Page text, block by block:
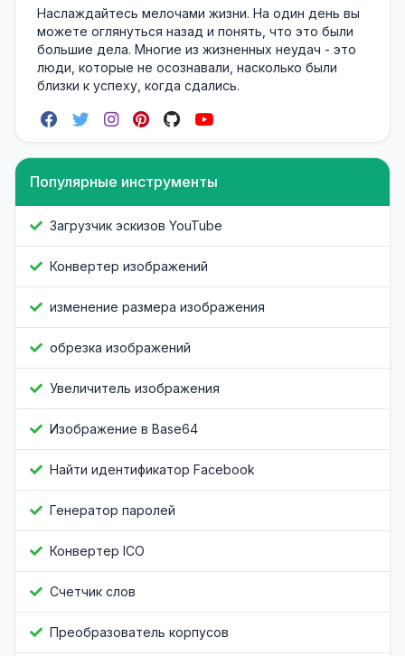
Наслаждайтесь мелочами жизни. На один день вы
можете оглянуться назад и понять, что это были
большие дела. Многие из жизненных неудач - это
люди, которые не осознавали, насколько были
близки к успеху, когда сдались.
Популярные инструменты
Загрузчик эскизов YouTube
Конвертер изображений
изменение размера изображения
обрезка изображений
Увеличитель изображения
Изображение в Base64
Найти идентификатор Facebook
Генератор паролей
Конвертер ICO
Счетчик слов
Преобразователь корпусов